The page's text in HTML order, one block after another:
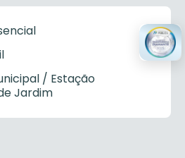
/ Estação
Jardim